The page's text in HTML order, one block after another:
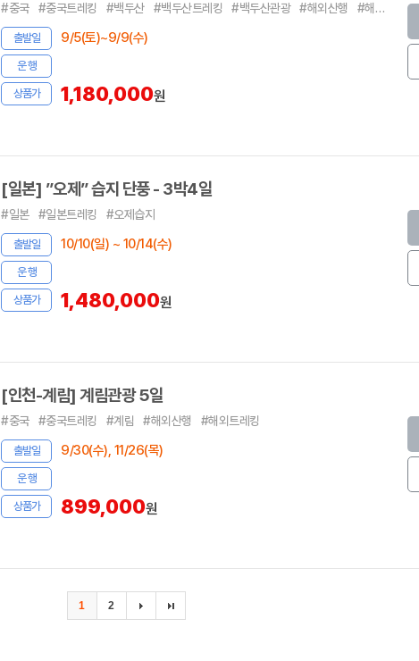
#중국 #중국트레킹 #백두산 #백두산트레킹 #백두산관광 #해외산행 #해외트레킹
출발일 9/5(토)~9/9(수)
운 행
상품가 1,180,000원
[일본] ”오제” 습지 단풍 - 3박4일
#일본 #일본트레킹 #오제습지
출발일 10/10(일) ~ 10/14(수)
운 행
상품가 1,480,000원
[인천-계림] 계림관광 5일
#중국 #중국트레킹 #계림 #해외산행 #해외트레킹
출발일 9/30(수), 11/26(목)
운 행
상품가 899,000원
1 2